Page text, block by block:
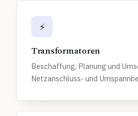
⚡
Transformatoren
Beschaffung, Planung und
Netzanschluss- und